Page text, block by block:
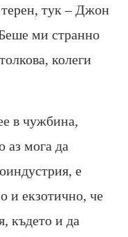
тук – Джон
ми странно
колеги
в чужбина,
аз мога да
е
и екзотично, че
където и да